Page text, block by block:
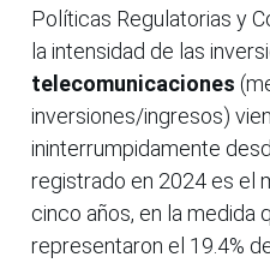
Políticas Regulatorias y
la intensidad de las
telecomunicaciones
inversiones/ingresos)
ininterrumpidamente
registrado en 2024 es el
cinco años, en la medida
representaron el 19.4%